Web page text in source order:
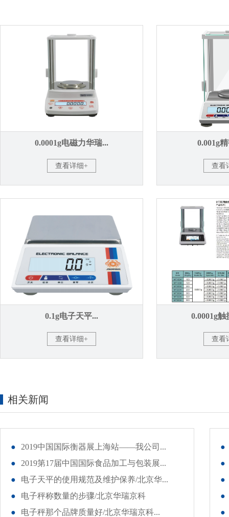
0.0001g电磁力华瑞...
查看详细+
0.001g
查看
0.1g电子天平...
查看详细+
0.0001g
查看
相关新闻
●
2019中国国际衡器展上海站——我公司...
●
2019第17届中国国际食品加工与包装展...
●
电子天平的使用规范及维护保养/北京华...
●
电子秤称数量的步骤/北京华瑞京科
●
电子秤那个品牌质量好/北京华瑞京科...
●
●
●
●
●